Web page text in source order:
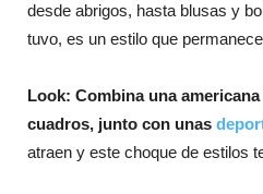
desde abrigos, hasta blusas y
tuvo, es un estilo que
Look: Combina una
cuadros, junto con unas
atraen y este choque de estilos